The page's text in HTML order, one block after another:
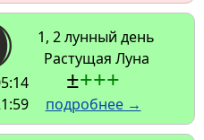
1, 2 лунный день
Растущая Луна
±+++
подробнее →